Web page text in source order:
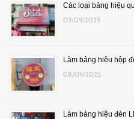
Các loại bảng hiệu
09/09/2025
Làm bảng hiệu hộp
08/09/2025
Làm bảng hiệu đèn